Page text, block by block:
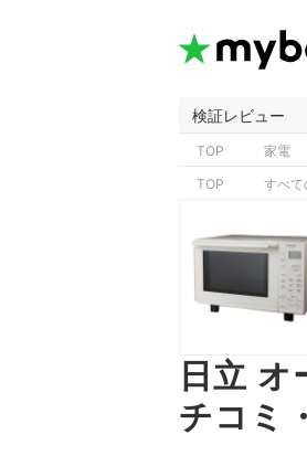
検証レビュー
TOP 家電
TOP すべて
日立
チコミ